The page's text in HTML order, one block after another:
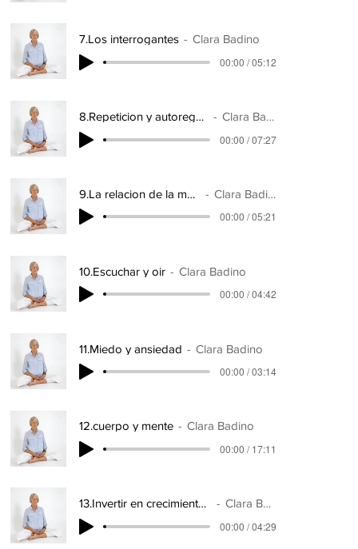
7.Los interrogantes
Clara Badino
00:00 / 05:12
8.Repeticion y autoregulacion
Clara Badino
00:00 / 07:27
9.La relacion de la mente
Clara Badino
00:00 / 05:21
10.Escuchar y oir
Clara Badino
00:00 / 04:42
11.Miedo y ansiedad
Clara Badino
00:00 / 03:14
12.cuerpo y mente
Clara Badino
00:00 / 17:11
13.Invertir en crecimiento interno
Clara Badino
00:00 / 04:29